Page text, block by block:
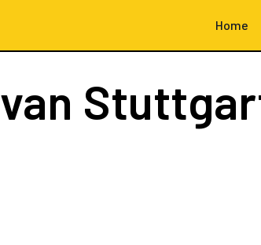
Home
van